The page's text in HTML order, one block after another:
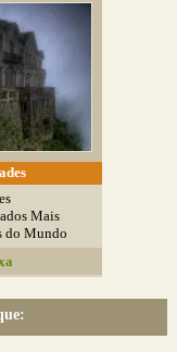
Mais
do Mundo